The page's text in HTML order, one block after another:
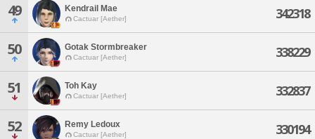
49 Kendrail Mae
Cactuar [Aether] 342318
50 Gotak Stormbreaker
Cactuar [Aether] 338229
51 Toh Kay
Cactuar [Aether] 332837
52 Remy Ledoux
Cactuar [Aether] 330194